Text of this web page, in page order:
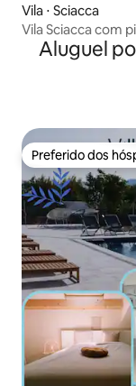
Vila ⋅ Sciacca
Vila Sciacca com
Aluguel
Preferido dos
Preferido dos